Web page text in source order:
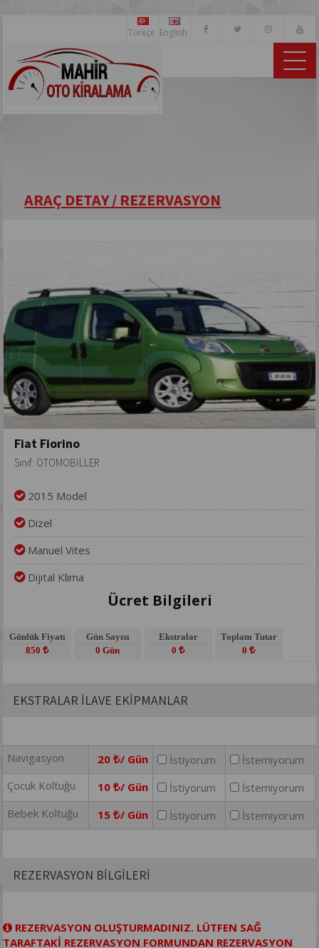
Türkçe English
ARAÇ DETAY / REZERVASYON
Fiat Fiorino
Sınıf: OTOMOBİLLER
2015 Model
Dizel
Manuel Vites
Dijital Klima
Ücret Bilgileri
Günlük Fiyatı
850
Gün Sayısı
0 Gün
Ekstralar
0
Toplam Tutar
0
EKSTRALAR İLAVE EKİPMANLAR
Navigasyon 20 / Gün İstiyorum
İstemiyorum
Çocuk Koltuğu
10 / Gün İstiyorum
İstemiyorum
Bebek Koltuğu
15 / Gün İstiyorum İstemiyorum
REZERVASYON BİLGİLERİ
REZERVASYON OLUŞTURMADINIZ. LÜTFEN SAĞ
TARAFTAKİ REZERVASYON FORMUNDAN REZERVASYON